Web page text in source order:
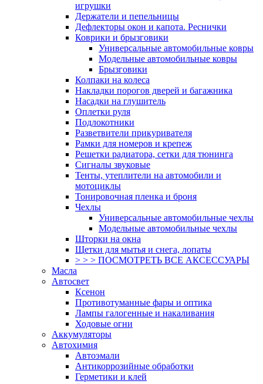
игрушки
Держатели и пепельницы
Дефлекторы окон и капота. Реснички
Коврики и брызговики
Универсальные автомобильные ковры
Модельные автомобильные ковры
Брызговики
Колпаки на колеса
Накладки порогов дверей и багажника
Насадки на глушитель
Оплетки руля
Подлокотники
Разветвители прикуривателя
Рамки для номеров и крепеж
Решетки радиатора, сетки для тюнинга
Сигналы звуковые
Тенты, утеплители на автомобили и
мотоциклы
Тонировочная пленка и броня
Чехлы
Универсальные автомобильные чехлы
Модельные автомобильные чехлы
Шторки на окна
Щетки для мытья и снега, лопаты
> > > ПОСМОТРЕТЬ ВСЕ АКСЕССУАРЫ
Масла
Автосвет
Ксенон
Противотуманные фары и оптика
Лампы галогенные и накаливания
Ходовые огни
Аккумуляторы
Автохимия
Автоэмали
Антикоррозийные обработки
Герметики и клей